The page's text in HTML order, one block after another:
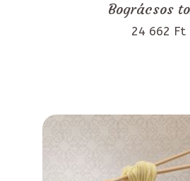
Bográcsos
24 662 Ft